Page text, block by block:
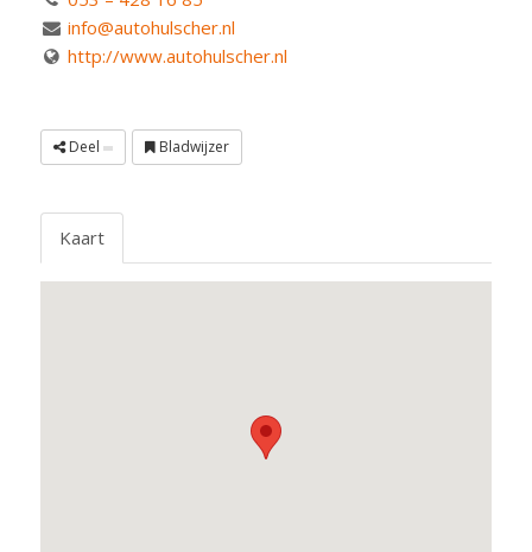
info@autohulscher.nl
http://www.autohulscher.nl
Deel Bladwijzer
Kaart